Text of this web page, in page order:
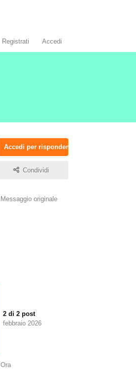
Registrati Accedi
Accedi per rispondere
Condividi
Messaggio originale
2 di 2 post
febbraio 2026
Ora